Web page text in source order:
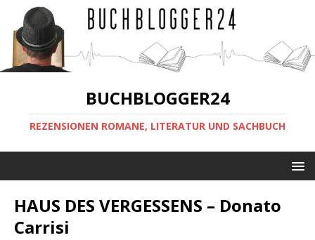
BUCHBLOGGER24
REZENSIONEN ROMANE, LITERATUR UND SACHBUCH
HAUS DES VERGESSENS – Donato
Carrisi